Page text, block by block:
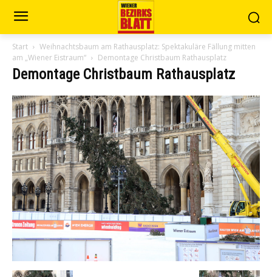
Start
Weihnachtsbaum am Rathausplatz: Spektakuläre Fällung mitten
am „Wiener Eistraum“
Demontage Christbaum Rathausplatz
Demontage Christbaum Rathausplatz